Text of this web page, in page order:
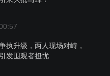
执升级，两人现场对峙，
引发围观者担忧